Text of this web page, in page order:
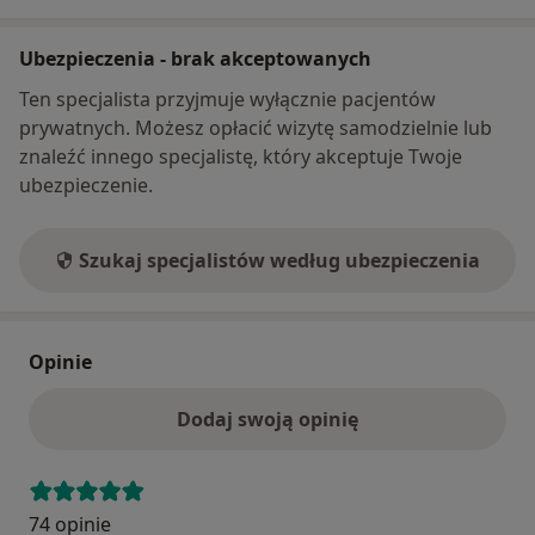
Moje doświadczenie pozwala mi pomagać pacjentom,
zarówno w stanach ostrych i przewlekłych związanych
z dolegliwościami bólowymi, jak i tym którzy cierpią z
powodu dysfunkcji narządów wewnętrznych , depresji
, wyczerpania , problemów trawiennych, czy innych
Ubezpieczenia - brak akceptowanych
Ten specjalista przyjmuje wyłącznie pacjentów
prywatnych. Możesz opłacić wizytę samodzielnie lub
znaleźć innego specjalistę, który akceptuje Twoje
ubezpieczenie.
Szukaj specjalistów według ubezpieczenia
Opinie
Dodaj swoją opinię
74 opinie